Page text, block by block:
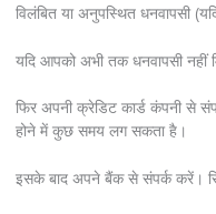
विलंबित या अनुपस्थित धनवापसी
यदि आपको अभी तक धनवापसी नहीं
फिर अपनी क्रेडिट कार्ड कंपनी से
होने में कुछ समय लग सकता है।
इसके बाद अपने बैंक से संपर्क करें।